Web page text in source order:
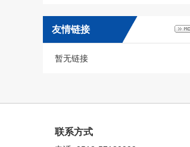
友情链接
暂无链接
联系方式